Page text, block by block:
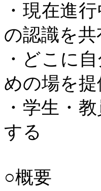
・現在進
の認識を共
・どこに
めの場を提
・学生・
する
○概要